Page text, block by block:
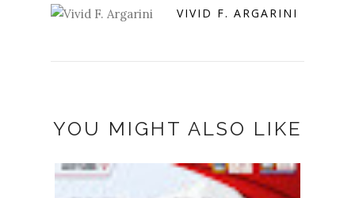
VIVID F. ARGARINI
YOU MIGHT ALSO LIKE